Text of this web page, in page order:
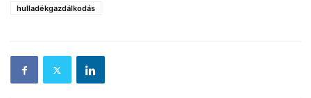
hulladékgazdálkodás